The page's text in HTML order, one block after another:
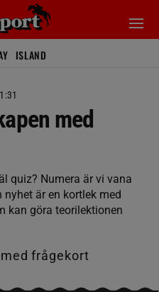
ISLAND
med
quiz? Numera är vi vana
är en kortlek med
kan göra teorilektionen